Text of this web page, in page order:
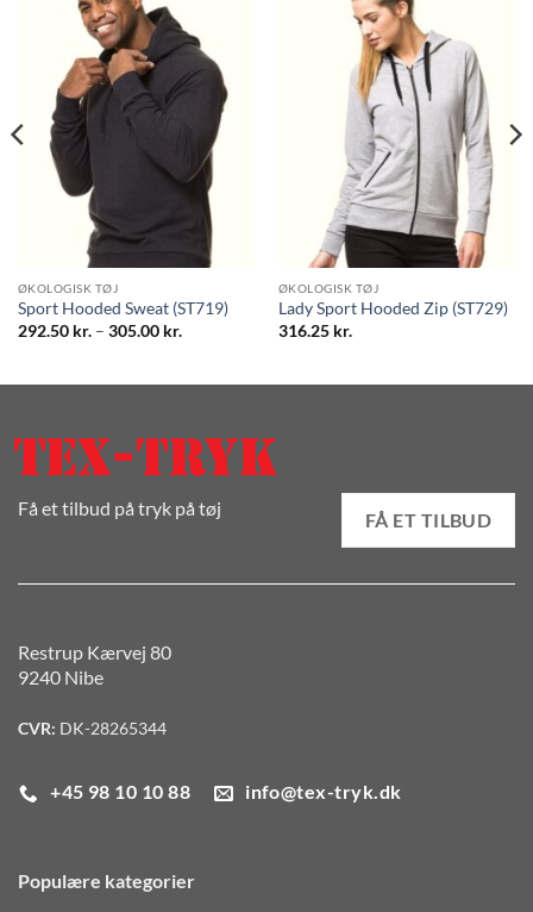
ØKOLOGISK TØJ
Sport Hooded Sweat (ST719)
292.50 kr. – 305.00 kr.
ØKOLOGISK TØJ
Lady Sport Hooded Zip (ST729)
316.25 kr.
Få et tilbud på tryk på tøj
FÅ ET TILBUD
Restrup Kærvej 80
9240 Nibe
CVR: DK-28265344
+45 98 10 10 88 info@tex-tryk.dk
Populære kategorier